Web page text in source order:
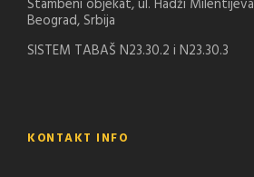
Stambeni objekat, ul. Hadži Milentijeva
Beograd, Srbija
SISTEM TABAŠ N23.30.2 i N23.30.3
KONTAKT INFO